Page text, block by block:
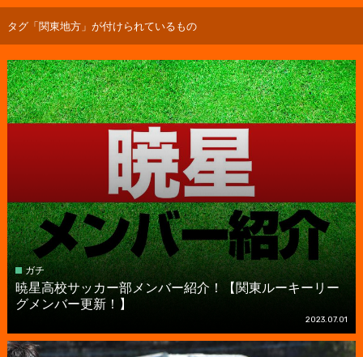
タグ「関東地方」が付けられているもの
ガチ
暁星高校サッカー部メンバー紹介！【関東ルーキーリー
グメンバー更新！】
2023.07.01